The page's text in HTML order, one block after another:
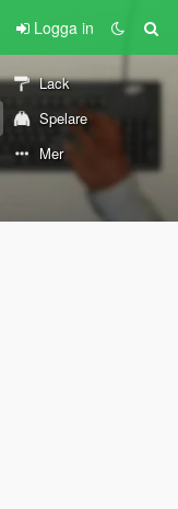
Logga in
Lack
Spelare
Mer